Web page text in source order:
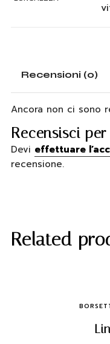
Recensioni (0)
Ancora non ci sono
Recensisci
Devi effettuare
recensione.
Related